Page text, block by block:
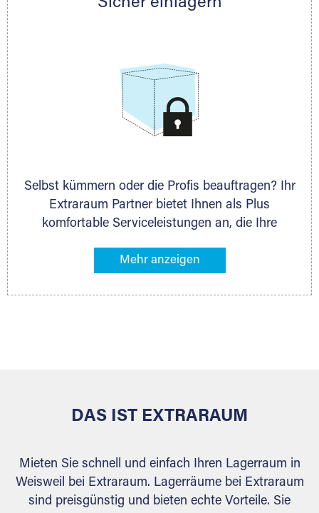
persönlich hinsichtlich Lagervolumen und zu
Selbst kümmern oder die Profis beauftragen? Ihr
Extraraum Partner bietet Ihnen als Plus
komfortable Serviceleistungen an, die Ihre
gehören z. B. Verpackungsservice, Lieferung von
Ihr Lagergut wird bei Ihrem Extraraum Partner
DAS IST EXTRARAUM
Mieten Sie schnell und einfach Ihren Lagerraum in
Weisweil bei Extraraum. Lagerräume bei Extraraum
sind preisgünstig und bieten echte Vorteile. Sie